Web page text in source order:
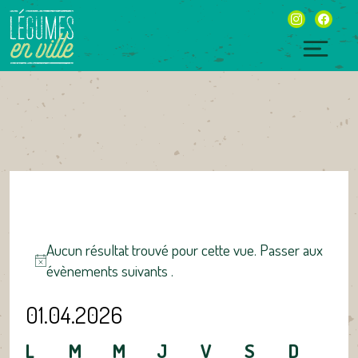
Skip
content
instagram
ÉVÈNEMENTS
Notice
Aucun résultat trouvé pour cette vue. Passer aux
évènements suivants .
NAVIGATION
PAR
CONSULTATIONS
NAVIGATION
VUES
ÉVÈNEMENT
01.04.2026
CALENDRIER
CALENDRIER
L M M J V S D